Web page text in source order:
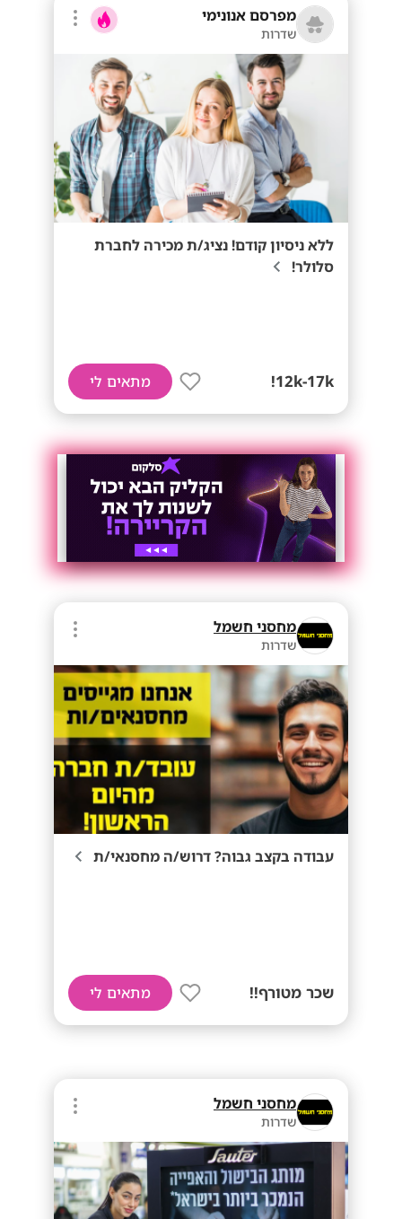
מפרסם אנונימי
שדרות
ללא ניסיון קודם! נציג/ת מכירה לחברת
סלולר!
12k-17k! מתאים לי
מחסני חשמל
שדרות
עבודה בקצב גבוה? דרוש/ה מחסנאי/ת
שכר מטורף!! מתאים לי
מחסני חשמל
שדרות